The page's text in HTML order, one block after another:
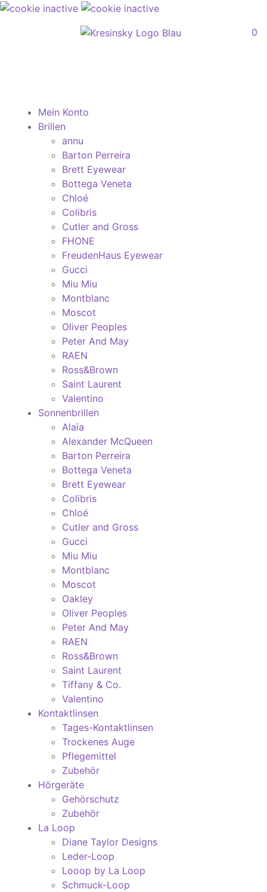
0
Mein Konto
Brillen
annu
Barton Perreira
Brett Eyewear
Bottega Veneta
Chloé
Colibris
Cutler and Gross
FHONE
FreudenHaus Eyewear
Gucci
Miu Miu
Montblanc
Moscot
Oliver Peoples
Peter And May
RAEN
Ross&Brown
Saint Laurent
Valentino
Sonnenbrillen
Alaïa
Alexander McQueen
Barton Perreira
Bottega Veneta
Brett Eyewear
Colibris
Chloé
Cutler and Gross
Gucci
Miu Miu
Montblanc
Moscot
Oakley
Oliver Peoples
Peter And May
RAEN
Ross&Brown
Saint Laurent
Tiffany & Co.
Valentino
Kontaktlinsen
Tages-Kontaktlinsen
Trockenes Auge
Pflegemittel
Zubehör
Hörgeräte
Gehörschutz
Zubehör
La Loop
Diane Taylor Designs
Leder-Loop
Looop by La Loop
Schmuck-Loop